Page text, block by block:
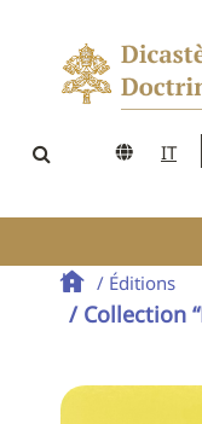
IT
/ Éditions
/ Collection